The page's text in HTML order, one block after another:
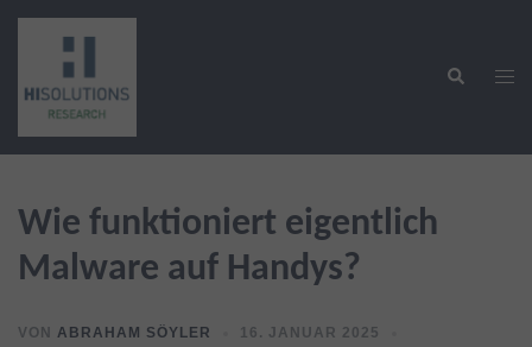
Zum
springen
Suche
Wie funktioniert eigentlich
Malware auf Handys?
VON ABRAHAM SÖYLER
16. JANUAR 2025